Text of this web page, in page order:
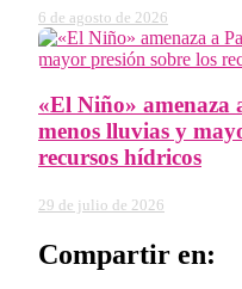
6 de agosto de 2026
«El Niño» amenaza
menos lluvias y
recursos hídricos
29 de julio de 2026
Compartir en: